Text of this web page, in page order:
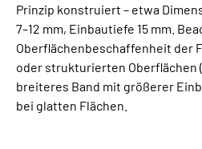
Prinzip konstruiert – etwa
7–12 mm, Einbautiefe 15 mm.
Oberflächenbeschaffenheit der
oder strukturierten Oberflächen
breiteres Band mit größerer
bei glatten Flächen.